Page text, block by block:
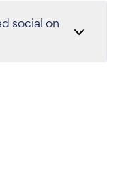
social on